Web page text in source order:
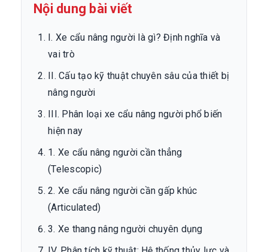
Nội dung bài viết
I. Xe cẩu nâng người là gì? Định nghĩa và
vai trò
II. Cấu tạo kỹ thuật chuyên sâu của thiết bị
nâng người
III. Phân loại xe cẩu nâng người phổ biến
hiện nay
1. Xe cẩu nâng người cần thẳng
(Telescopic)
2. Xe cẩu nâng người cần gấp khúc
(Articulated)
3. Xe thang nâng người chuyên dụng